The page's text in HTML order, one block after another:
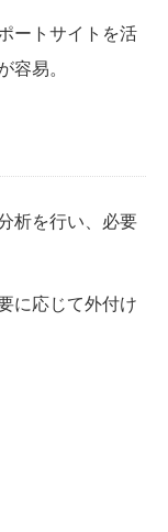
ートサイトを活
容易。
析を行い、必要
に応じて外付け